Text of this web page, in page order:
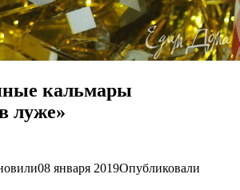
кальмары
луже»
08 января 2019Опубликовали